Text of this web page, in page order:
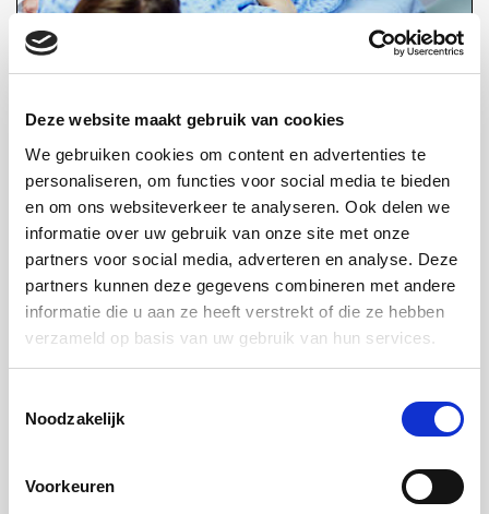
Deze website maakt gebruik van cookies
We gebruiken cookies om content en advertenties te
personaliseren, om functies voor social media te bieden
en om ons websiteverkeer te analyseren. Ook delen we
informatie over uw gebruik van onze site met onze
partners voor social media, adverteren en analyse. Deze
partners kunnen deze gegevens combineren met andere
informatie die u aan ze heeft verstrekt of die ze hebben
verzameld op basis van uw gebruik van hun services.
Noodzakelijk
Voorkeuren
Meer informatie